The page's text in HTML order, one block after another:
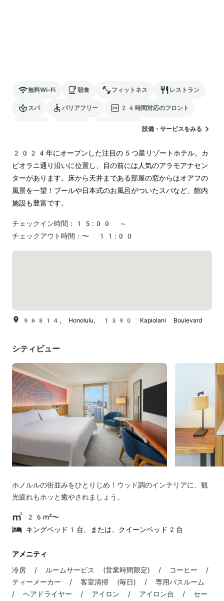
無料Wi-Fi 朝食 フィットネス レストラン
スパ バリアフリー 24時間対応のフロント
設備・サービスをみる
2024年にオープンした注目の5つ星リゾートホテル。カ
ピオラニ通り沿いに位置し、目の前には人気のアラモアナセン
ターがあります。床から天井まである部屋の窓からはオアフの
風景を一望！プールや日本式のお風呂がついたスパなど、館内
施設も豊富です。
チェックイン時間：
15:00 ～
チェックアウト時間： 〜 11:00
96814, Honolulu, 1390 Kapiolani Boulevard
シティビュー
ホノルルの街並みをひとりじめ！ウッド調のインテリアに、観
光疲れもホッと癒やされましょう。
26m²〜
キングベッド1台、または、クイーンベッド2台
アメニティ
冷房 / ルームサービス (営業時間限定) / コーヒー /
ティーメーカー / 客室清掃 (毎日) / 専用バスルーム
/ ヘアドライヤー / アイロン / アイロン台 / セー